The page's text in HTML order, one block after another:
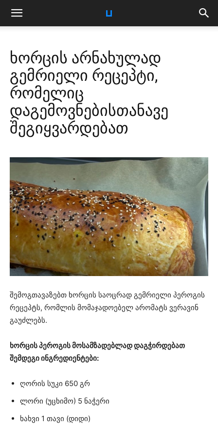
ხორცის არნახულად
გემრიელი რეცეპტი,
რომელიც
დაგემოვნებისთანავე
შეგიყვარდებათ
შემოგთავაზებთ ხორცის საოცრად გემრიელი პეროგის
რეცეპტს, რომლის მომაჯადოებელ არომატს ვერავინ
გაუძლებს.
ხორცის პეროგის მოსამზადებლად დაგჭირდებათ
შემდეგი ინგრედიენტები:
ღორის სუკი 650 გრ
ლორი (უცხიმო) 5 ნაჭერი
ხახვი 1 თავი (დიდი)